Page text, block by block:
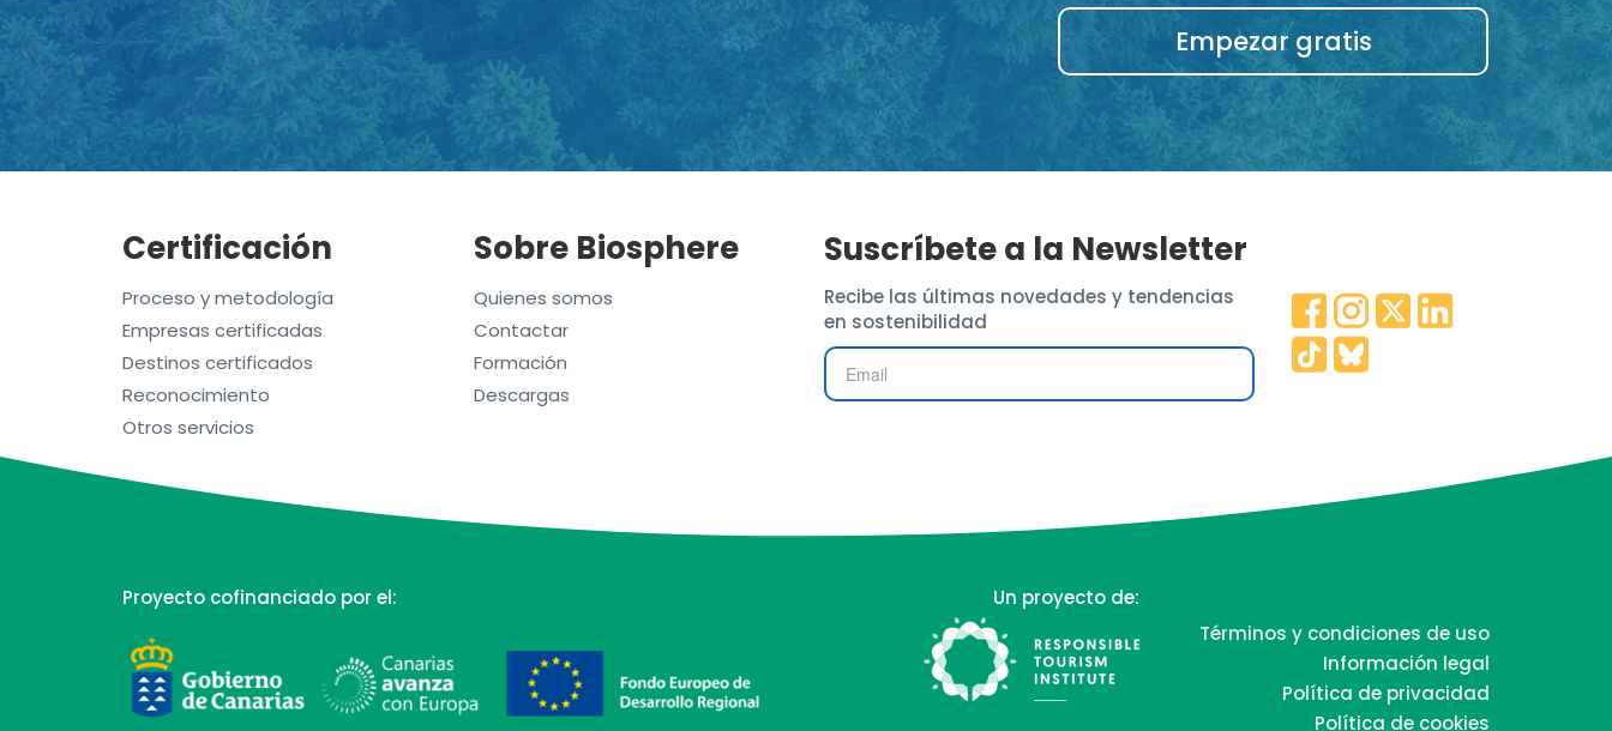
Empezar gratis
Certificación
Proceso y metodología
Empresas certificadas
Destinos certificados
Reconocimiento
Otros servicios
Sobre Biosphere
Quienes somos
Contactar
Formación
Descargas
Suscríbete a la Newsletter
Recibe las últimas novedades y tendencias
en sostenibilidad
Proyecto cofinanciado por el:
Un proyecto de:
Términos y condiciones de uso
Información legal
Política de privacidad
Política de cookies